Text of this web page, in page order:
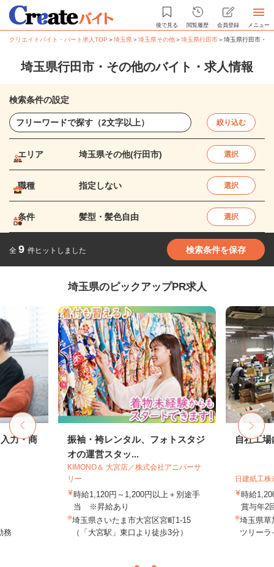
後で見る 閲覧履歴 会員登録 メニュー
クリエイトバイト・パート求人TOP ＞埼玉県＞埼玉県その他＞埼玉県行田市＞埼玉県行田市・
埼玉県行田市・その他のバイト・求人情報
検索条件の設定
絞り込む
エリア 埼玉県その他(行田市) 選択
職種 指定しない 選択
条件 髪型・髪色自由 選択
全 9 件ヒットしました 検索条件を保存
埼玉県のピックアップPR求人
力・商
務
振袖・袴レンタル、フォトスタジ
オの運営スタッ...
KIMONO＆ 大宮店／株式会社アニバーサ
リー
時給1,120円～1,200円以上＋別途手
当 ※昇給あり
埼玉県さいたま市大宮区宮町1-15
（「大宮駅」東口より徒歩3分）
自社工
日建紙工株
時給
賞与年2
埼玉県草
ツリー